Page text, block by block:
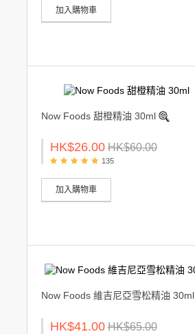
加入購物車
Now Foods 甜橙精油 30ml
HK$26.00 HK$60.00
135
加入購物車
Now Foods 維吉尼亞雪松精油 30ml
HK$41.00 HK$65.00